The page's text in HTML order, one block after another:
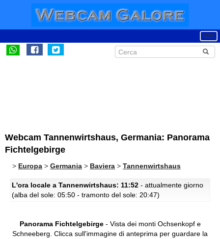
Webcam Tannenwirtshaus, Germania: Panorama
Fichtelgebirge
> Europa > Germania > Baviera > Tannenwirtshaus
L'ora locale a Tannenwirtshaus: 11:52 - attualmente giorno
(alba del sole: 05:50 - tramonto del sole: 20:47)
Panorama Fichtelgebirge- Vista dei monti Ochsenkopf e
Schneeberg. Clicca sull'immagine di anteprima per guardare la